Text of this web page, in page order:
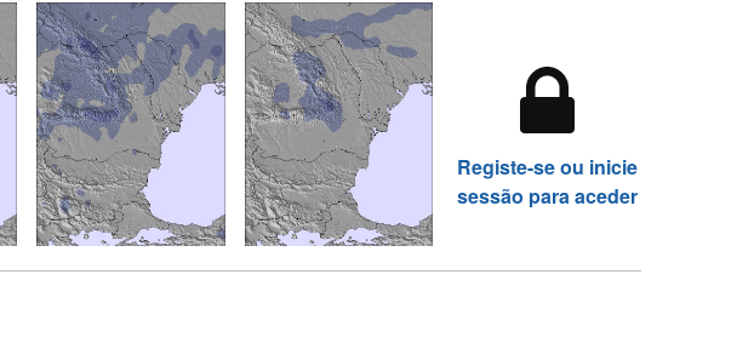
Registe-se ou inicie
sessão para aceder